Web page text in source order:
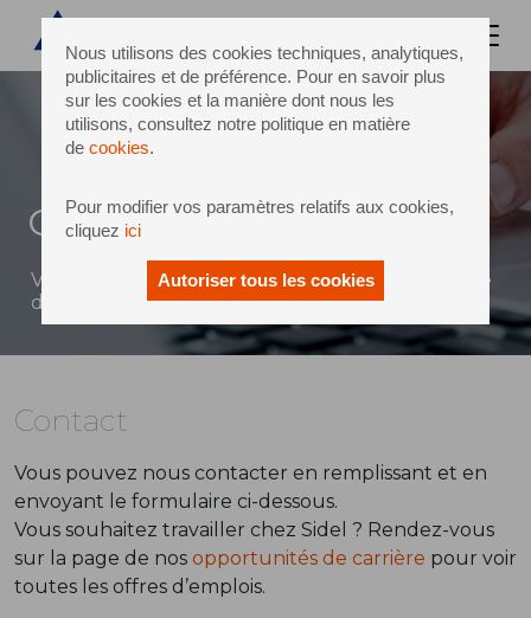
Nous utilisons des cookies techniques, analytiques,
publicitaires et de préférence. Pour en savoir plus
sur les cookies et la manière dont nous les
utilisons, consultez notre politique en matière
de cookies.
Pour modifier vos paramètres relatifs aux cookies,
cliquez ici
Autoriser tous les cookies
Contact
Vous pouvez envoyer un message à Sidel à l'aide
du formulaire ci-dessous
Contact
Vous pouvez nous contacter en remplissant et en
envoyant le formulaire ci-dessous.
Vous souhaitez travailler chez Sidel ? Rendez-vous
sur la page de nos opportunités de carrière pour voir
toutes les offres d’emplois.